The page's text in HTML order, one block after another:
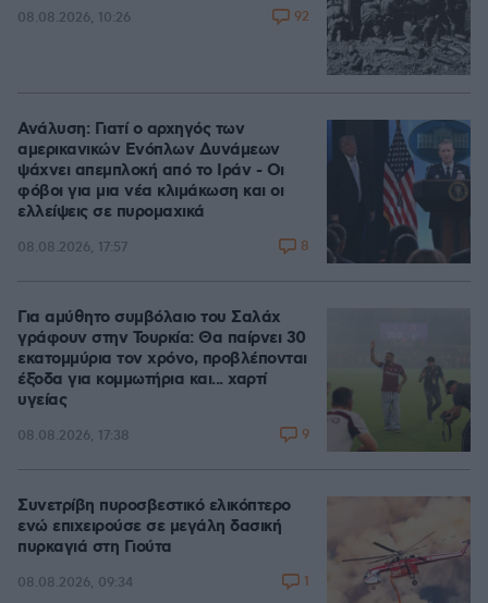
08.08.2026, 10:26 92
Ανάλυση: Γιατί ο αρχηγός των
αμερικανικών Ενόπλων Δυνάμεων
ψάχνει απεμπλοκή από το Ιράν - Οι
φόβοι για μια νέα κλιμάκωση και οι
ελλείψεις σε πυρομαχικά
08.08.2026, 17:57 8
Για αμύθητο συμβόλαιο του Σαλάχ
γράφουν στην Τουρκία: Θα παίρνει 30
εκατομμύρια τον χρόνο, προβλέπονται
έξοδα για κομμωτήρια και... χαρτί
υγείας
08.08.2026, 17:38 9
Συνετρίβη πυροσβεστικό ελικόπτερο
ενώ επιχειρούσε σε μεγάλη δασική
πυρκαγιά στη Γιούτα
08.08.2026, 09:34 1